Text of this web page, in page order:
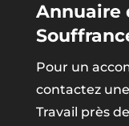
Annuaire
Pour un
contactez
Travail près